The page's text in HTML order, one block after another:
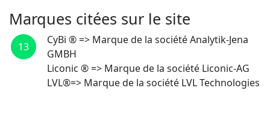
Marques citées sur le site
13
CyBi ® => Marque de la société Analytik-Jena
GMBH
Liconic ® => Marque de la société Liconic-AG
LVL®=> Marque de la société LVL Technologies